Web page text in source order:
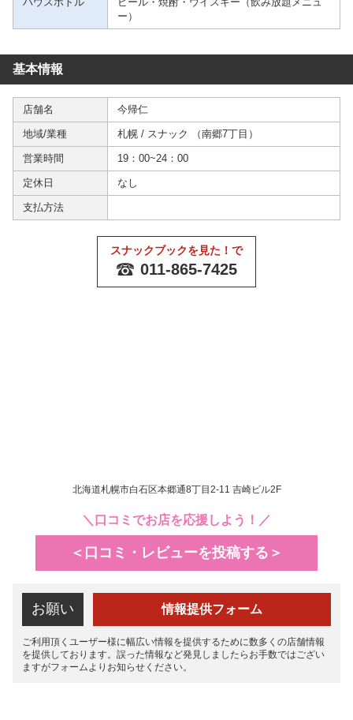
ー）
基本情報
店舗名 今帰仁
地域/業種 札幌 / スナック （南郷7丁目 ）
営業時間 19：00~24：00
定休日 なし
支払方法
スナックブックを見た！で
011-865-7425
北海道札幌市白石区本郷通8丁目2-11 吉崎ビル2F
＼口コミでお店を応援しよう！／
＜口コミ・レビューを投稿する＞
お願い
ご利用頂くユーザー様に幅広い情報を提供するために数多くの店舗情報
を提供しております。誤った情報など発見しましたらお手数ではござい
ますがフォームよりお知らせください。
情報提供フォーム